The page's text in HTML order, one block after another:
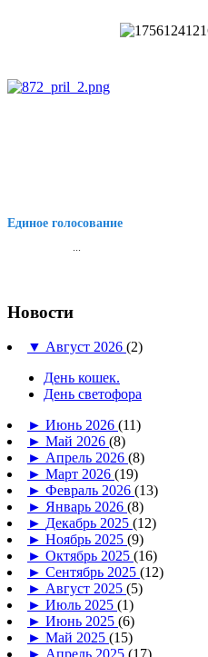
Единое голосование
...
Новости
▼ Август 2026 (2)
День кошек.
День светофора
► Июнь 2026 (11)
► Май 2026 (8)
► Апрель 2026 (8)
► Март 2026 (19)
► Февраль 2026 (13)
► Январь 2026 (8)
► Декабрь 2025 (12)
► Ноябрь 2025 (9)
► Октябрь 2025 (16)
► Сентябрь 2025 (12)
► Август 2025 (5)
► Июль 2025 (1)
► Июнь 2025 (6)
► Май 2025 (15)